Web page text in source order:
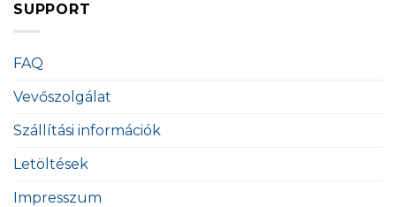
SUPPORT
FAQ
Vevőszolgálat
Szállítási információk
Letöltések
Impresszum